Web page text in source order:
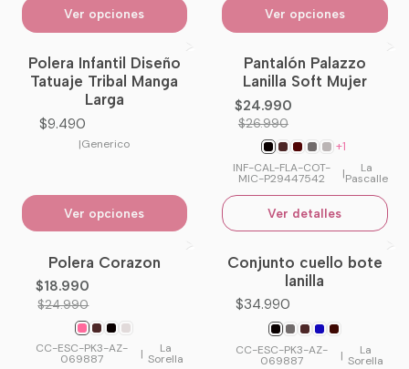
Ver opciones Ver opciones
Polera Infantil Diseño
Tatuaje Tribal Manga
Larga
$9.490
|Generico
Ver opciones
-7%OFF
No disponible
Pantalón Palazzo
Lanilla Soft Mujer
$24.990
$26.990
+1
INF-CAL-FLA-COT-
MIC-P29447542 | La
Pascalle
Ver detalles
-24%OFF
Polera Corazon
$18.990
$24.990
CC-ESC-PK3-AZ-
069887 | La
Sorella
No disponible
Conjunto cuello bote
lanilla
$34.990
CC-ESC-PK3-AZ-
069887 | La
Sorella